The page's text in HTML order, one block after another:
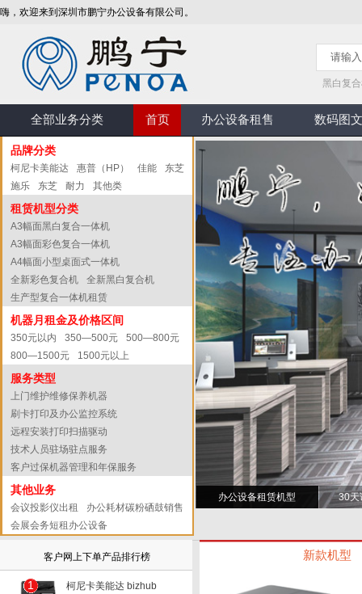
嗨，欢迎来到深圳市鹏宁办公设备有限公司。
黑白复
全部业务分类 首页 办公设备租售 数码图
品牌分类
柯尼卡美能达 惠普（HP） 佳能
东芝
施乐
东芝 耐力 其他类
租赁机型分类
A3幅面黑白复合一体机
A3幅面彩色复合一体机
A4幅面小型桌面式一体机
全新彩色复合机
全新黑白复合机
生产型复合一体机租赁
机器月租金及价格区间
350元以内 350—500元
500—800元
800—1500元
1500元以上
服务类型
上门维护维修保养机器
刷卡打印及办公监控系统
远程安装打印扫描驱动
技术人员驻场驻点服务
客户过保机器管理和年保服务
其他业务
会议投影仪出租
办公耗材碳粉硒鼓销售
会展会务短租办公设备
办公设备租赁机型 30天
客户网上下单产品排行榜
柯尼卡美能达 bizhub
1
新款机型